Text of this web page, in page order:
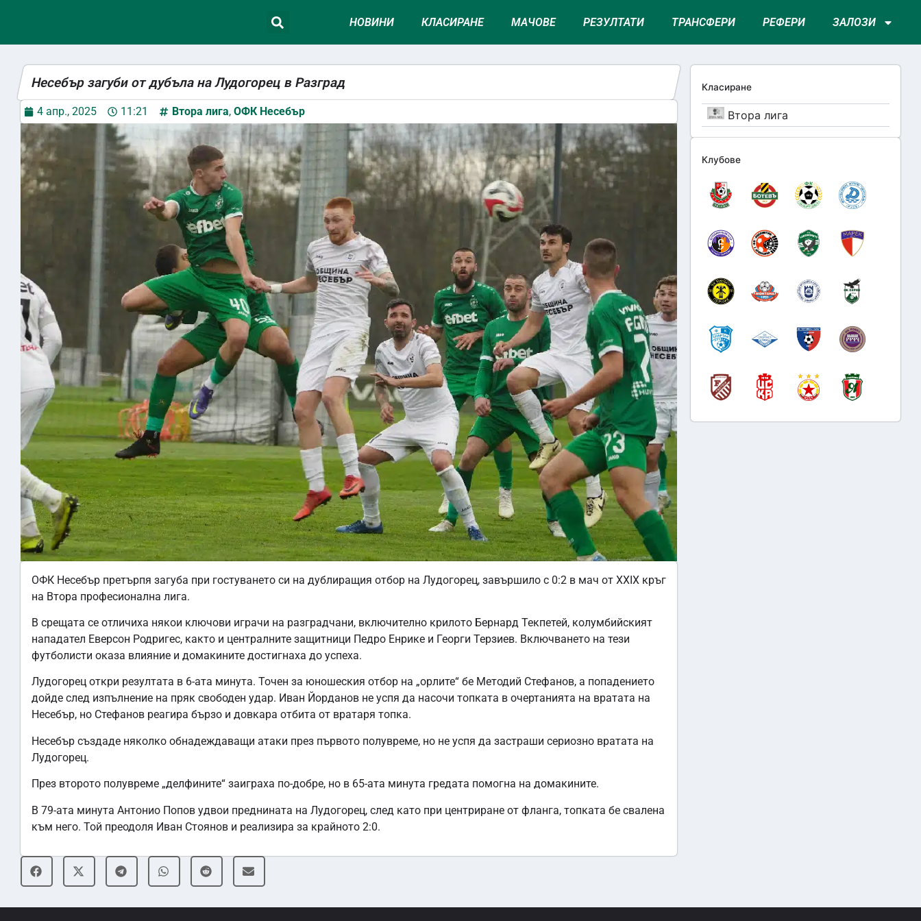
НОВИНИ КЛАСИРАНЕ МАЧОВЕ РЕЗУЛТАТИ ТРАНСФЕРИ РЕФЕРИ ЗАЛОЗИ
Класиране
Втора лига
Клубове
Несебър загуби от дубъла на Лудогорец в Разград
4 апр., 2025 11:21 Втора лига, ОФК Несебър
ОФК Несебър претърпя загуба при гостуването си на дублиращия отбор на Лудогорец, завършило с 0:2 в мач от XXIX кръг
на Втора професионална лига.
В срещата се отличиха някои ключови играчи на разградчани, включително крилото Бернард Текпетей, колумбийският
нападател Еверсон Родригес, както и централните защитници Педро Енрике и Георги Терзиев. Включването на тези
футболисти оказа влияние и домакините достигнаха до успеха.
Лудогорец откри резултата в 6-ата минута. Точен за юношеския отбор на „орлите“ бе Методий Стефанов, а попадението
дойде след изпълнение на пряк свободен удар. Иван Йорданов не успя да насочи топката в очертанията на вратата на
Несебър, но Стефанов реагира бързо и довкара отбита от вратаря топка.
Несебър създаде няколко обнадеждаващи атаки през първото полувреме, но не успя да застраши сериозно вратата на
Лудогорец.
През второто полувреме „делфините“ заиграха по-добре, но в 65-ата минута гредата помогна на домакините.
В 79-ата минута Антонио Попов удвои преднината на Лудогорец, след като при центриране от фланга, топката бе свалена
към него. Той преодоля Иван Стоянов и реализира за крайното 2:0.